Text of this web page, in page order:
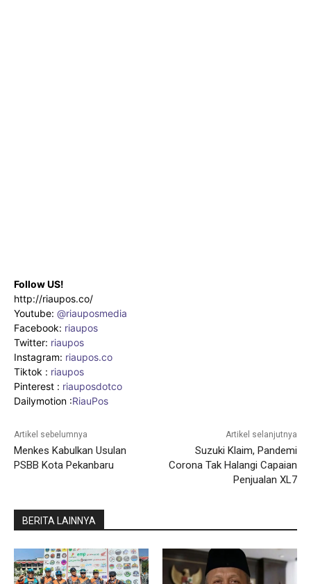
Follow US!
http://riaupos.co/
Youtube: @riauposmedia
Facebook: riaupos
Twitter: riaupos
Instagram: riaupos.co
Tiktok : riaupos
Pinterest : riauposdotco
Dailymotion :RiauPos
Artikel sebelumnya
Menkes Kabulkan Usulan
PSBB Kota Pekanbaru
Artikel selanjutnya
Suzuki Klaim, Pandemi
Corona Tak Halangi Capaian
Penjualan XL7
BERITA LAINNYA